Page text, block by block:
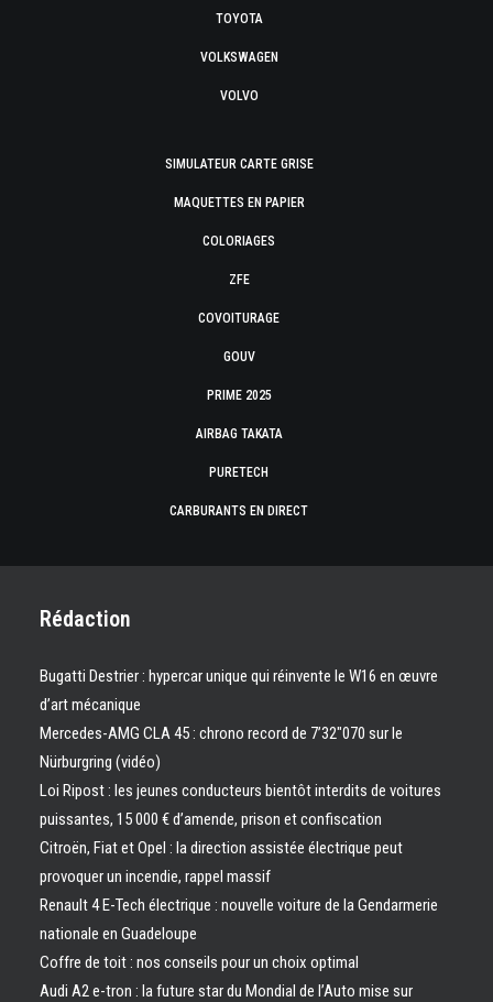
TOYOTA
VOLKSWAGEN
VOLVO
SIMULATEUR CARTE GRISE
MAQUETTES EN PAPIER
COLORIAGES
ZFE
COVOITURAGE
GOUV
PRIME 2025
AIRBAG TAKATA
PURETECH
CARBURANTS EN DIRECT
Rédaction
Bugatti Destrier : hypercar unique qui réinvente le W16 en œuvre
d’art mécanique
Mercedes-AMG CLA 45 : chrono record de 7’32″070 sur le
Nürburgring (vidéo)
Loi Ripost : les jeunes conducteurs bientôt interdits de voitures
puissantes, 15 000 € d’amende, prison et confiscation
Citroën, Fiat et Opel : la direction assistée électrique peut
provoquer un incendie, rappel massif
Renault 4 E-Tech électrique : nouvelle voiture de la Gendarmerie
nationale en Guadeloupe
Coffre de toit : nos conseils pour un choix optimal
Audi A2 e-tron : la future star du Mondial de l’Auto mise sur